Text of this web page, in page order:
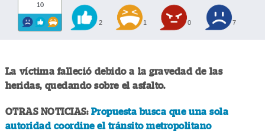
10
2 1 0 7
La víctima falleció debido a la gravedad de las
heridas, quedando sobre el asfalto.
OTRAS NOTICIAS: Propuesta busca que una sola
autoridad coordine el tránsito metropolitano